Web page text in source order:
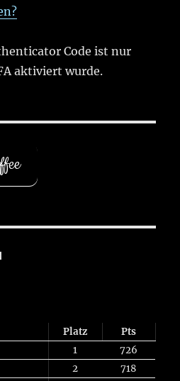
Code ist nur
aktiviert wurde.
Platz
Pts
1
726
2 718